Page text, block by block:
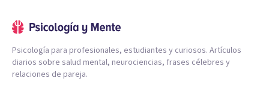
Psicología para profesionales, estudiantes y curiosos. Artículos
diarios sobre salud mental, neurociencias, frases célebres y
relaciones de pareja.